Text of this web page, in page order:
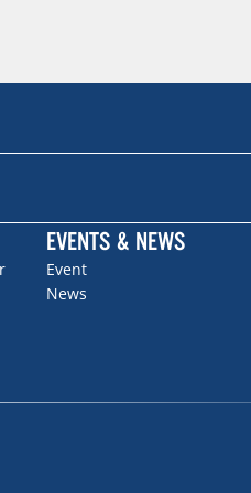
EVENTS & NEWS
Event
News